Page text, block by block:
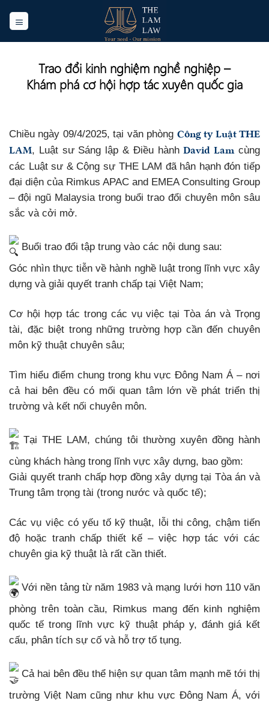
Trao đổi kinh nghiệm nghề nghiệp –
Khám phá cơ hội hợp tác xuyên quốc gia
Chiều ngày 09/4/2025, tại văn phòng Công ty Luật THE
LAM , Luật sư Sáng lập & Điều hànhDavid Lam cùng
các Luật sư & Cộng sự THE LAM đã hân hạnh đón tiếp
đại diện của Rimkus APAC and EMEA Consulting Group
– đội ngũ Malaysia trong buổi trao đổi chuyên môn sâu
sắc và cởi mở.
Buổi trao đổi tập trung vào các nội dung sau:
Góc nhìn thực tiễn về hành nghề luật trong lĩnh vực xây
dựng và giải quyết tranh chấp tại Việt Nam;
Cơ hội hợp tác trong các vụ việc tại Tòa án và Trọng
tài, đặc biệt trong những trường hợp cần đến chuyên
môn kỹ thuật chuyên sâu;
Tìm hiểu điểm chung trong khu vực Đông Nam Á – nơi
cả hai bên đều có mối quan tâm lớn về phát triển thị
trường và kết nối chuyên môn.
Tại THE LAM, chúng tôi thường xuyên đồng hành
cùng khách hàng trong lĩnh vực xây dựng, bao gồm:
Giải quyết tranh chấp hợp đồng xây dựng tại Tòa án và
Trung tâm trọng tài (trong nước và quốc tế);
Các vụ việc có yếu tố kỹ thuật, lỗi thi công, chậm tiến
độ hoặc tranh chấp thiết kế – việc hợp tác với các
chuyên gia kỹ thuật là rất cần thiết.
Với nền tảng từ năm 1983 và mạng lưới hơn 110 văn
phòng trên toàn cầu, Rimkus mang đến kinh nghiệm
quốc tế trong lĩnh vực kỹ thuật pháp y, đánh giá kết
cấu, phân tích sự cố và hỗ trợ tố tụng.
Cả hai bên đều thể hiện sự quan tâm mạnh mẽ tới thị
trường Việt Nam cũng như khu vực Đông Nam Á, với